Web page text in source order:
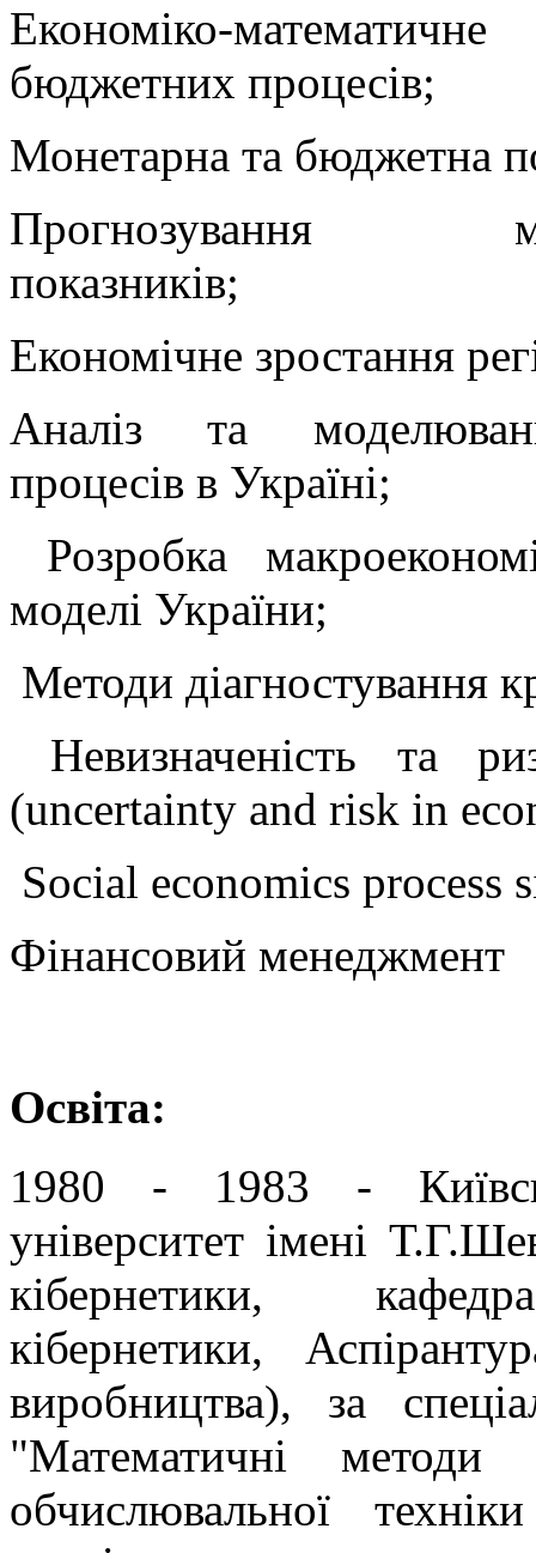
Економіко-
бюджетних процесів;
Монетарна та бюджетна
Прогнозування
показників;
Економічне зростання
Аналіз та
процесів в Україні;
Розробка
моделі України;
Методи діагностування
Невизначеність та
(uncertainty and risk in
Social economics process
Фінансовий менеджмент
Освіта:
1980 - 1983 -
університет імені
кібернетики,
кібернетики,
виробництва), за
"Математичні методи
обчислювальної